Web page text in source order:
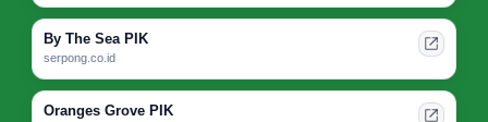
By The Sea PIK
serpong.co.id
Oranges Grove PIK